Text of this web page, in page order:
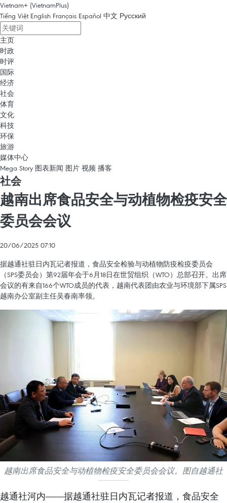
Vietnam+ (VietnamPlus)
Tiếng Việt English Français Español 中文 Русский
主页
时政
时评
国际
经济
社会
体育
文化
科技
环保
旅游
媒体中心
Mega Story 图表新闻 图片 视频 播客
社会
越南出席食品安全与动植物检疫安全
委员会会议
20/06/2025 07:10
据越通社驻日内瓦记者报道，食品安全检验与动植物防疫检疫委员会
（SPS委员会）第92届年会于6月18日在世贸组织（WTO）总部召开。出席
会议的有来自166个WTO成员的代表，越南代表团由农业与环境部下属SPS
越南办公室副主任吴春南率领。
越南出席食品安全与动植物检疫安全委员会会议。图自越通社
越通社河内——据越通社驻日内瓦记者报道，食品安全